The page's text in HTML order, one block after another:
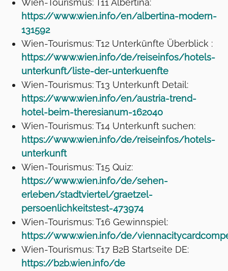
Wien-Tourismus: T11 Albertina:
https://www.wien.info/en/albertina-modern-
131592
Wien-Tourismus: T12 Unterkünfte Überblick :
https://www.wien.info/de/reiseinfos/hotels-
unterkunft/liste-der-unterkuenfte
Wien-Tourismus: T13 Unterkunft Detail:
https://www.wien.info/en/austria-trend-
hotel-beim-theresianum-162040
Wien-Tourismus: T14 Unterkunft suchen:
https://www.wien.info/de/reiseinfos/hotels-
unterkunft
Wien-Tourismus: T15 Quiz:
https://www.wien.info/de/sehen-
erleben/stadtviertel/graetzel-
persoenlichkeitstest-473974
Wien-Tourismus: T16 Gewinnspiel:
https://www.wien.info/de/
Wien-Tourismus: T17 B2B Startseite DE:
https://b2b.wien.info/de